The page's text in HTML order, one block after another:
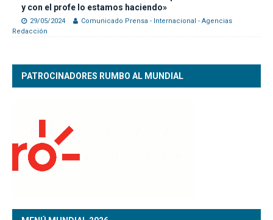
y con el profe lo estamos haciendo»
29/05/2024
Comunicado Prensa - Internacional - Agencias
Redacción
PATROCINADORES RUMBO AL MUNDIAL